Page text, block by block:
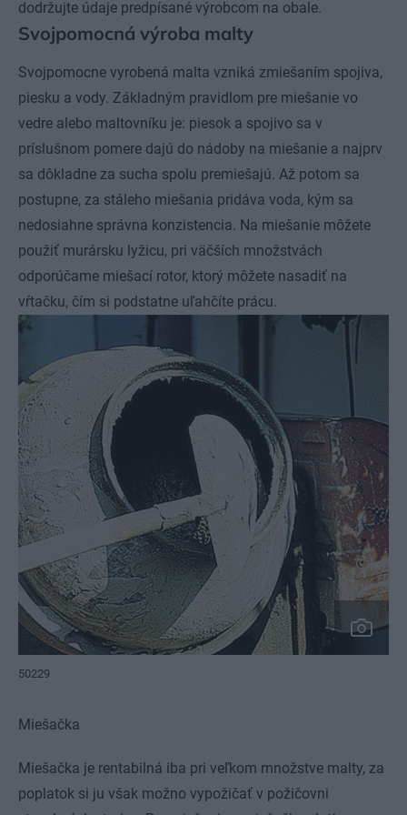
dodržujte údaje predpísané výrobcom na obale.
Svojpomocná výroba malty
Svojpomocne vyrobená malta vzniká zmiešaním spojiva,
piesku a vody. Základným pravidlom pre miešanie vo
vedre alebo maltovníku je: piesok a spojivo sa v
príslušnom pomere dajú do nádoby na miešanie a najprv
sa dôkladne za sucha spolu premiešajú. Až potom sa
postupne, za stáleho miešania pridáva voda, kým sa
nedosiahne správna konzistencia. Na miešanie môžete
použiť murársku lyžicu, pri väčších množstvách
odporúčame miešací rotor, ktorý môžete nasadiť na
vŕtačku, čím si podstatne uľahčíte prácu.
50229
Miešačka
Miešačka je rentabilná iba pri veľkom množstve malty, za
poplatok si ju však možno vypožičať v požičovni